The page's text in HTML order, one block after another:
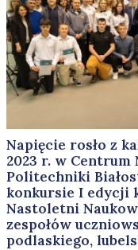
Napięcie rosło z
2023 r. w Centrum
Politechniki
konkursie I edycji
Nastoletni
zespołów
podlaskiego,